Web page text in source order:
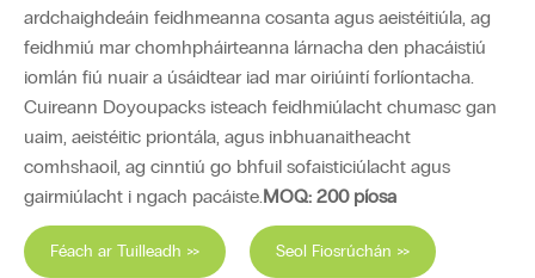
ardchaighdeáin feidhmeanna cosanta agus aeistéitiúla, ag
feidhmiú mar chomhpháirteanna lárnacha den phacáistiú
iomlán fiú nuair a úsáidtear iad mar oiriúintí forlíontacha.
Cuireann Doyoupacks isteach feidhmiúlacht chumasc gan
uaim, aeistéitic priontála, agus inbhuanaitheacht
comhshaoil, ag cinntiú go bhfuil sofaisticiúlacht agus
gairmiúlacht i ngach pacáiste.MOQ: 200 píosa
Féach ar Tuilleadh >> Seol Fiosrúchán >>